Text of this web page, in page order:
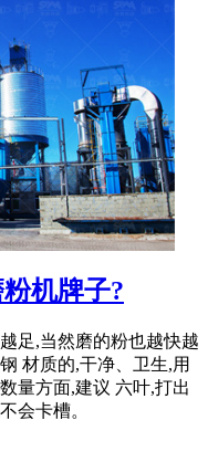
机牌子?
足,当然磨的粉也越快越
材质的,干净、卫生,用
量方面,建议 六叶,打出
会卡槽。